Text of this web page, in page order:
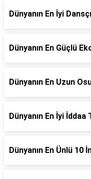
Dünyanın En İyi
Dünyanın En Güçlü
Dünyanın En Uzun
Dünyanın En İyi
Dünyanın En Ünlü 10